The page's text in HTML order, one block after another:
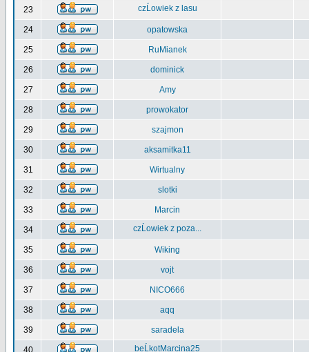
23 czĹowiek z lasu
24 opatowska
25 RuMianek
26 dominick
27 Amy
28 prowokator
29 szajmon
30 aksamitka11
31 Wirtualny
32 slotki
33 Marcin
34 czĹowiek z poza...
35 Wiking
36 vojt
37 NICO666
38 aqq
39 saradela
40 beĹkotMarcina25